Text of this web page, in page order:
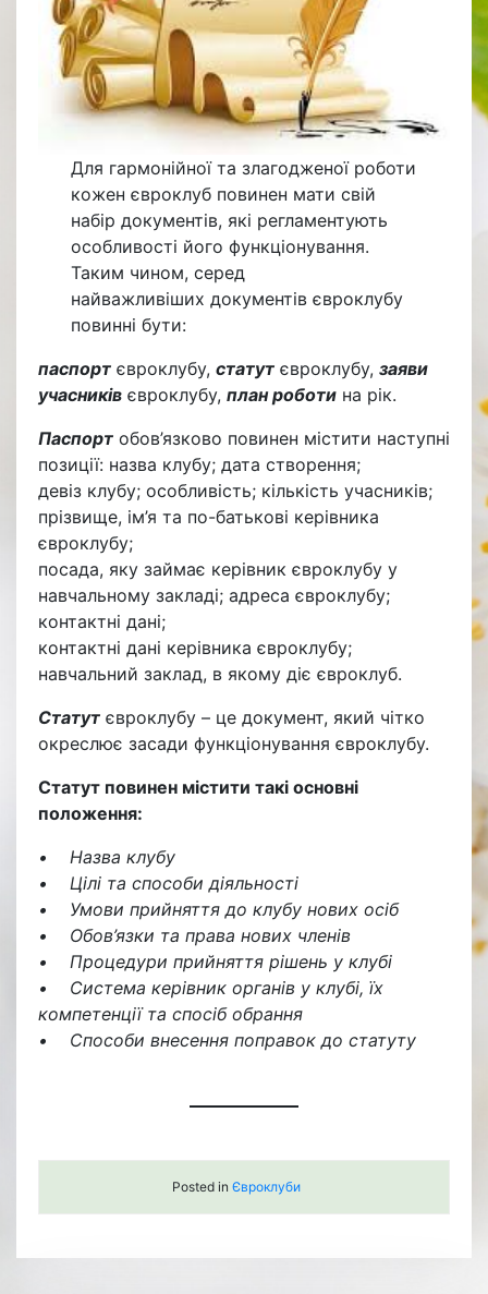
Для гармонійної та злагодженої роботи
кожен євроклуб повинен мати свій
набір документів, які регламентують
особливості його функціонування.
Таким чином, серед
найважливіших документів євроклубу
повинні бути:
паспорт євроклубу, статут євроклубу, заяви
учасників євроклубу, план роботи на рік.
Паспорт обов’язково повинен містити наступні
позиції: назва клубу; дата створення;
девіз клубу; особливість; кількість учасників;
прізвище, ім’я та по-батькові керівника
євроклубу;
посада, яку займає керівник євроклубу у
навчальному закладі; адреса євроклубу;
контактні дані;
контактні дані керівника євроклубу;
навчальний заклад, в якому діє євроклуб.
Статут євроклубу – це документ, який чітко
окреслює засади функціонування євроклубу.
Статут повинен містити такі основні
положення:
• Назва клубу
• Цілі та способи діяльності
• Умови прийняття до клубу нових осіб
• Обов’язки та права нових членів
• Процедури прийняття рішень у клубі
• Система керівник органів у клубі, їх
компетенції та спосіб обрання
• Способи внесення поправок до статуту
Posted in Євроклуби